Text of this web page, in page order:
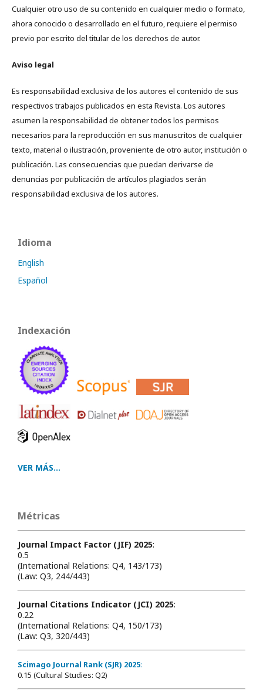
Cualquier otro uso de su contenido en cualquier medio o formato,
ahora conocido o desarrollado en el futuro, requiere el permiso
previo por escrito del titular de los derechos de autor.
Aviso legal
Es responsabilidad exclusiva de los autores el contenido de sus
respectivos trabajos publicados en esta Revista. Los autores
asumen la responsabilidad de obtener todos los permisos
necesarios para la reproducción en sus manuscritos de cualquier
texto, material o ilustración, proveniente de otro autor, institución o
publicación. Las consecuencias que puedan derivarse de
denuncias por publicación de artículos plagiados serán
responsabilidad exclusiva de los autores.
Idioma
English
Español
Indexación
VER MÁS...
Métricas
Journal Impact Factor (JIF) 2025:
0.5
(International Relations: Q4, 143/173)
(Law: Q3, 244/443)
Journal Citations Indicator (JCI) 2025:
0.22
(International Relations: Q4, 150/173)
(Law: Q3, 320/443)
Scimago Journal Rank (SJR) 2025:
0.15 (Cultural Studies: Q2)